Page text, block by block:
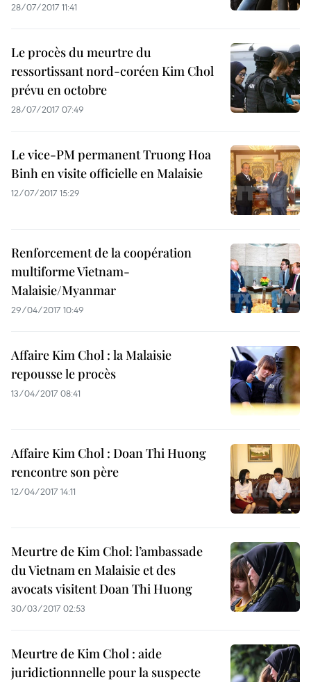
28/07/2017 11:41
Le procès du meurtre du
ressortissant nord-coréen Kim Chol
prévu en octobre
28/07/2017 07:49
Le vice-PM permanent Truong Hoa
Binh en visite officielle en Malaisie
12/07/2017 15:29
Renforcement de la coopération
multiforme Vietnam-
Malaisie/Myanmar
29/04/2017 10:49
Affaire Kim Chol : la Malaisie
repousse le procès
13/04/2017 08:41
Affaire Kim Chol : Doan Thi Huong
rencontre son père
12/04/2017 14:11
Meurtre de Kim Chol: l’ambassade
du Vietnam en Malaisie et des
avocats visitent Doan Thi Huong
30/03/2017 02:53
Meurtre de Kim Chol : aide
juridictionnnelle pour la suspecte